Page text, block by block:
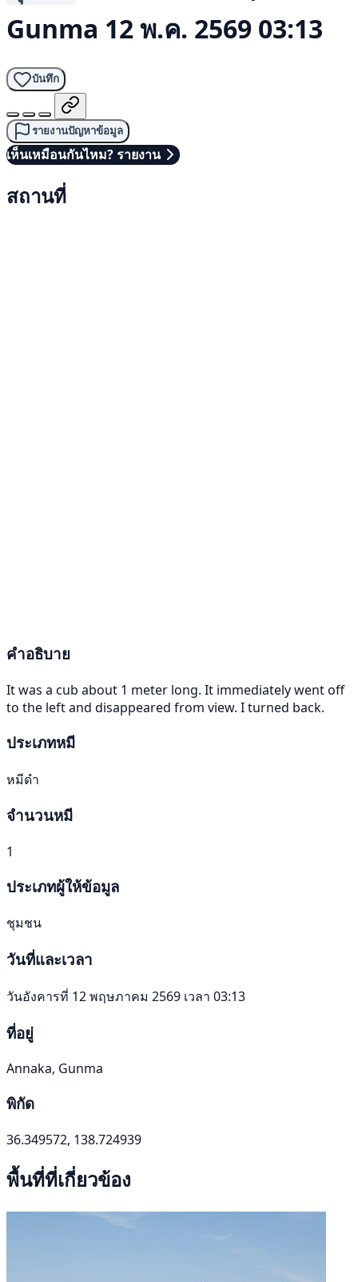
Gunma 12 พ.ค. 2569 03:13
บันทึก
รายงานปัญหาข้อมูล
เห็นเหมือนกันไหม? รายงาน
สถานที่
คำอธิบาย
It was a cub about 1 meter long. It immediately went off
to the left and disappeared from view. I turned back.
ประเภทหมี
หมีดำ
จำนวนหมี
1
ประเภทผู้ให้ข้อมูล
ชุมชน
วันที่และเวลา
วันอังคารที่ 12 พฤษภาคม 2569 เวลา 03:13
ที่อยู่
Annaka, Gunma
พิกัด
36.349572, 138.724939
พื้นที่ที่เกี่ยวข้อง